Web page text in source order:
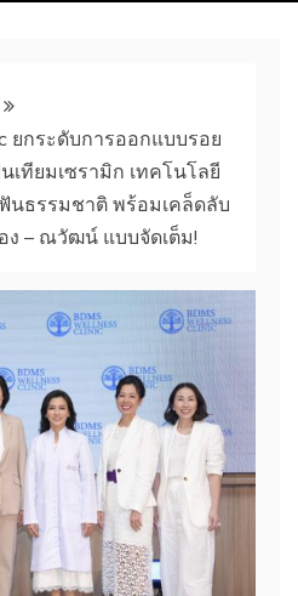
ยกระดับการออกแบบรอย
ทียมเซรามิก เทคโนโลยี
ธรรมชาติ พร้อมเคล็ดลับ
ง – ณวัฒน์ แบบจัดเต็ม!